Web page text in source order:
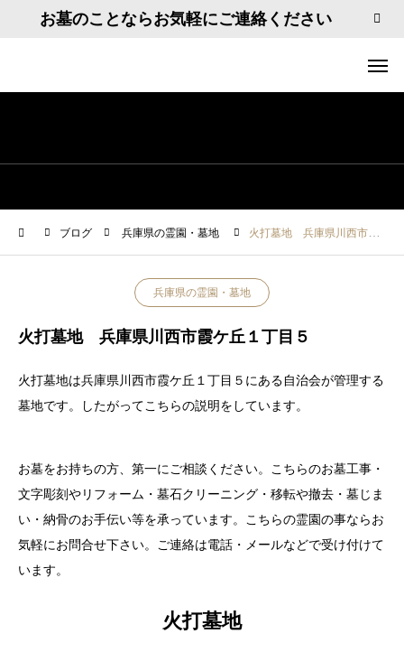
お墓のことならお気軽にご連絡ください
ブログ 兵庫県の霊園・墓地 火打墓地 兵庫県川西市霞ケ丘１丁目５
兵庫県の霊園・墓地
火打墓地 兵庫県川西市霞ケ丘１丁目５
火打墓地は兵庫県川西市霞ケ丘１丁目５にある自治会が管理する
墓地です。したがってこちらの説明をしています。
お墓をお持ちの方、第一にご相談ください。こちらのお墓工事・
文字彫刻やリフォーム・墓石クリーニング・移転や撤去・墓じま
い・納骨のお手伝い等を承っています。こちらの霊園の事ならお
気軽にお問合せ下さい。ご連絡は電話・メールなどで受け付けて
います。
火打墓地